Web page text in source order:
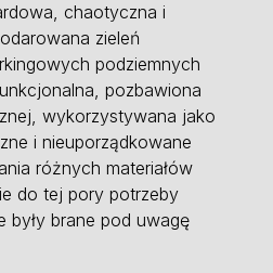
chaotyczna i
zieleń
podziemnych
pozbawiona
wykorzystywana jako
i nieuporządkowane
różnych materiałów
do tej pory potrzeby
były brane pod uwagę